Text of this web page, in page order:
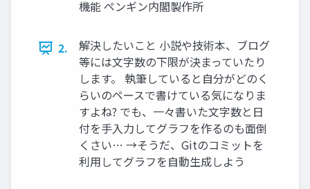
機能 ペンギン内閣製作所
2.
解決したいこと 小説や技術本、ブログ
等には文字数の下限が決まっていたり
します。 執筆していると自分がどのく
らいのペースで書けている気になりま
すよね? でも、一々書いた文字数と日
付を手入力してグラフを作るのも面倒
くさい… →そうだ、Gitのコミットを
利用してグラフを自動生成しよう